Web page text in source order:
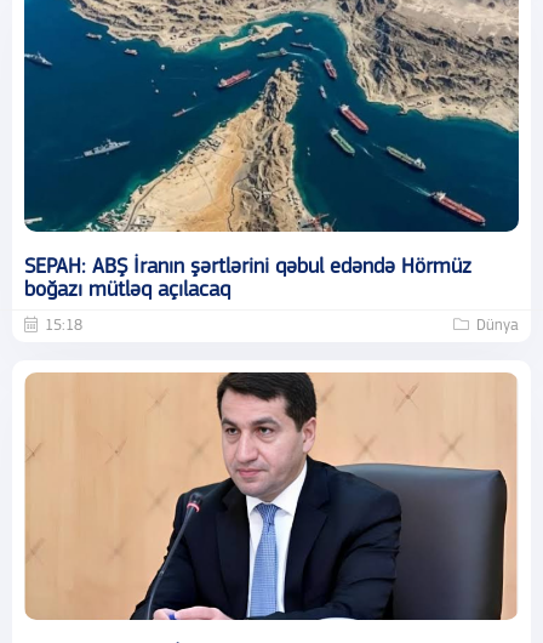
SEPAH: ABŞ İranın şərtlərini qəbul edəndə Hörmüz
boğazı mütləq açılacaq
15:18 Dünya